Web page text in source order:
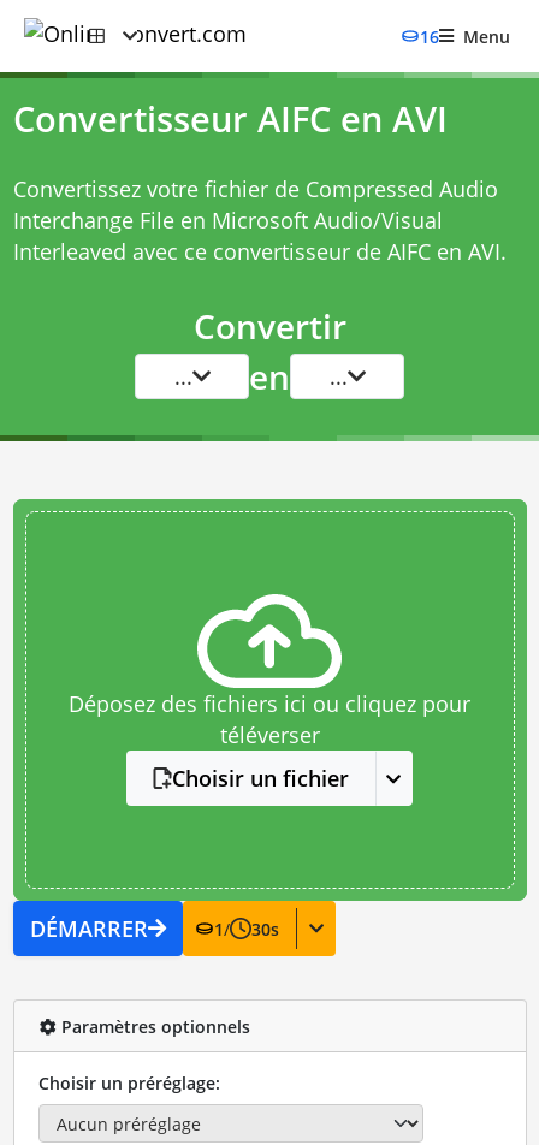
16 Menu
Convertisseur AIFC en AVI
Convertissez votre fichier de Compressed Audio
Interchange File en Microsoft Audio/Visual
Interleaved avec ce convertisseur de AIFC en AVI.
Convertir
... en ...
Déposez des fichiers ici ou cliquez pour
téléverser
Choisir un fichier
DÉMARRER 1/ 30s
Paramètres optionnels
Choisir un préréglage: